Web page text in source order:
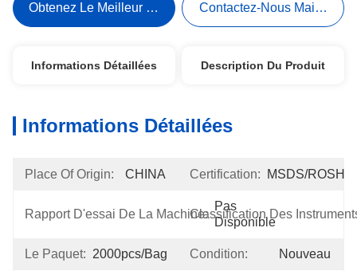
Obtenez Le Meilleur Prix Contactez-Nous Maintenant
Informations Détaillées Description Du Produit
Informations Détaillées
Place Of Origin: CHINA Certification: MSDS/ROSH
Rapport D'essai De La Machine:
Pas
Disponible
Classification Des
Le Paquet: 2000pcs/bag Condition: Nouveau